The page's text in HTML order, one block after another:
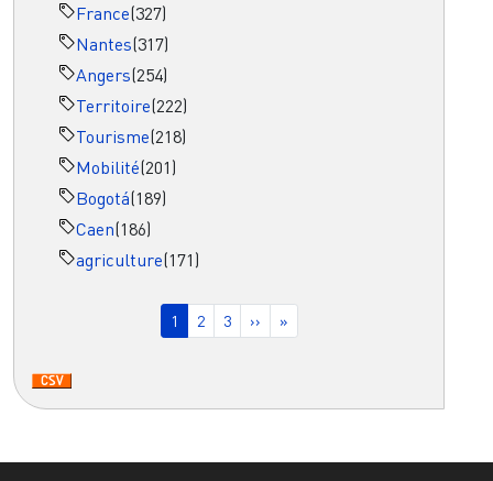
France(327)
Nantes(317)
Angers(254)
Territoire(222)
Tourisme(218)
Mobilité(201)
Bogotá(189)
Caen(186)
agriculture(171)
Page courante
1 Page
2 Page
3 Page suivante
›› Dernière page
»